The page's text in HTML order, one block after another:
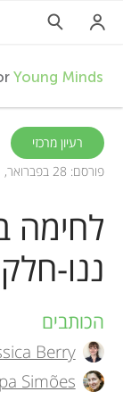
F
r
o
n
t
i
Young Minds
רעיון מרכזי
פורסם: 28 בפברואר, 2023
לחימה
ננו-
A
u
הכותבים
Berry
Simões